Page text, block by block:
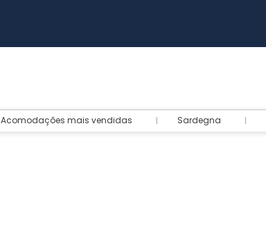
Acomodações mais vendidas Sardegna